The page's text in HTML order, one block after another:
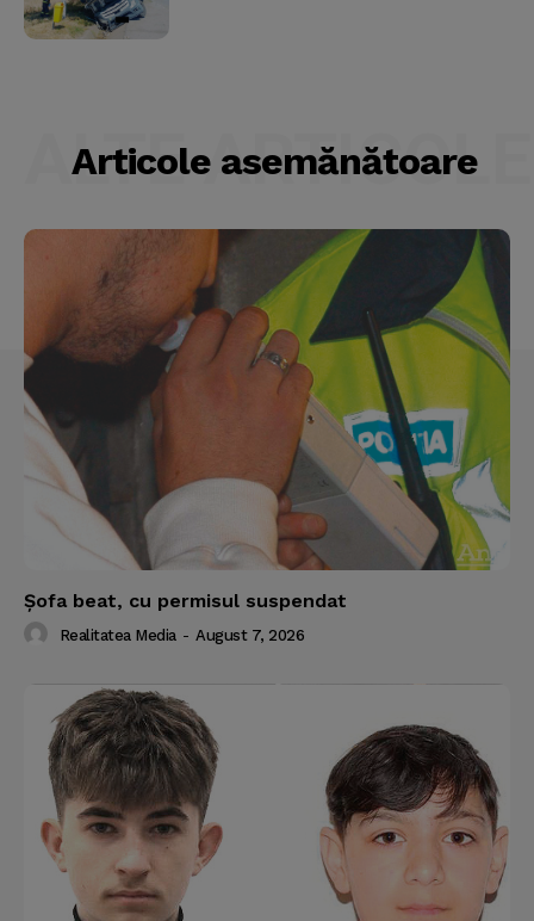
Articole asemănătoare
ALTE ARTICOLE
Şofa beat, cu permisul suspendat
Realitatea Media - August 7, 2026